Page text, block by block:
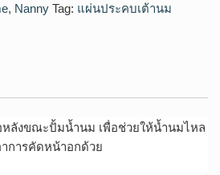
, Nanny Tag: แผ่นประคบเต้านม
ลังขณะปั้มน้ำนม เพื่อช่วยให้น้ำนมไหล
การคัดหน้าอกด้วย